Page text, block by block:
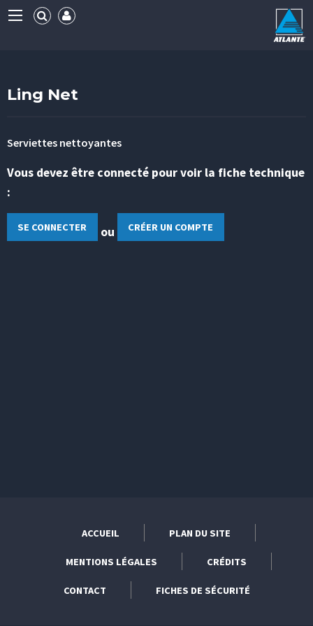
Ling Net
Serviettes nettoyantes
Vous devez être connecté pour voir la fiche technique
:
SE CONNECTER ou CRÉER UN COMPTE
ACCUEIL PLAN DU SITE
MENTIONS LÉGALES CRÉDITS
CONTACT FICHES DE SÉCURITÉ